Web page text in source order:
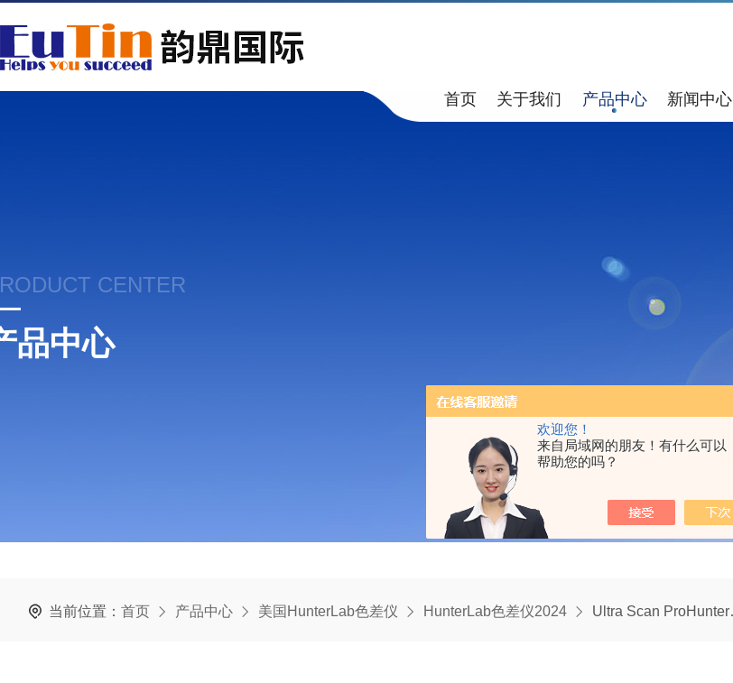
欢迎您！
来自局域网的朋友！有什么可以
帮助您的吗？
首页 关于我们 产品中心 新闻中心
CENTER
品中心
当前位置： 首页 产品中心 美国HunterLab色差仪 HunterLab色差仪2024 Ultra Scan ProHunterLab聚氨酯色度计